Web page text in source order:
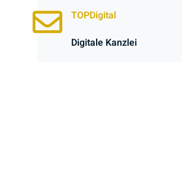
TOPDigital
Digitale Kanzlei